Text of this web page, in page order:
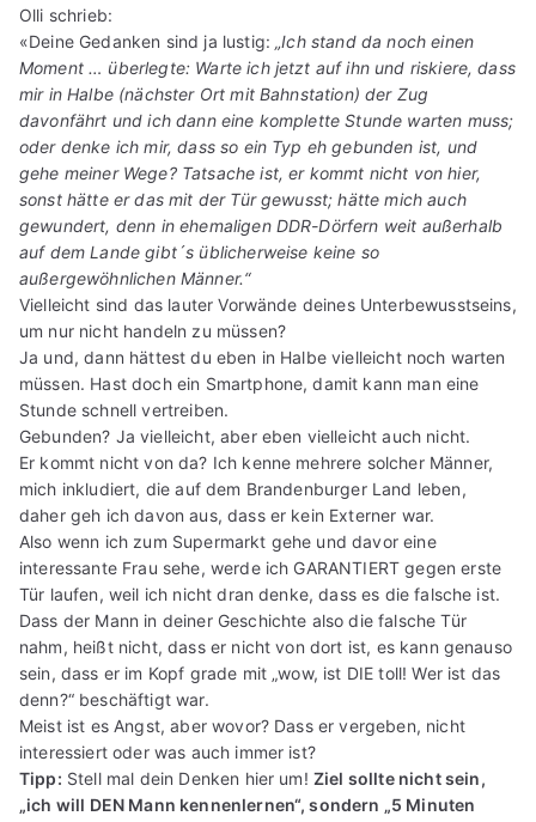
Olli schrieb:
«Deine Gedanken sind ja lustig:„Ich stand da noch einen
Moment … überlegte: Warte ich jetzt auf ihn und riskiere, dass
mir in Halbe (nächster Ort mit Bahnstation) der Zug
davonfährt und ich dann eine komplette Stunde warten muss;
oder denke ich mir, dass so ein Typ eh gebunden ist, und
gehe meiner Wege? Tatsache ist, er kommt nicht von hier,
sonst hätte er das mit der Tür gewusst; hätte mich auch
gewundert, denn in ehemaligen DDR-Dörfern weit außerhalb
auf dem Lande gibt´s üblicherweise keine so
außergewöhnlichen Männer.“
Vielleicht sind das lauter Vorwände deines Unterbewusstseins,
um nur nicht handeln zu müssen?
Ja und, dann hättest du eben in Halbe vielleicht noch warten
müssen. Hast doch ein Smartphone, damit kann man eine
Stunde schnell vertreiben.
Gebunden? Ja vielleicht, aber eben vielleicht auch nicht.
Er kommt nicht von da? Ich kenne mehrere solcher Männer,
mich inkludiert, die auf dem Brandenburger Land leben,
daher geh ich davon aus, dass er kein Externer war.
Also wenn ich zum Supermarkt gehe und davor eine
interessante Frau sehe, werde ich GARANTIERT gegen erste
Tür laufen, weil ich nicht dran denke, dass es die falsche ist.
Dass der Mann in deiner Geschichte also die falsche Tür
nahm, heißt nicht, dass er nicht von dort ist, es kann genauso
sein, dass er im Kopf grade mit „wow, ist DIE toll! Wer ist das
denn?“ beschäftigt war.
Meist ist es Angst, aber wovor? Dass er vergeben, nicht
interessiert oder was auch immer ist?
Tipp: Stell mal dein Denken hier um! Ziel sollte nicht sein,
„ich will DEN Mann kennenlernen“, sondern „5 Minuten